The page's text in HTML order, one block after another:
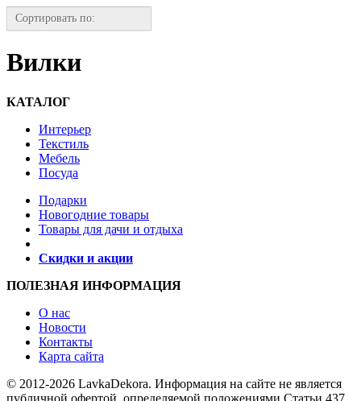
Сортировать по:
Вилки
КАТАЛОГ
Интерьер
Текстиль
Мебель
Посуда
Подарки
Новогодние товары
Товары для дачи и отдыха
Скидки и акции
ПОЛЕЗНАЯ ИНФОРМАЦИЯ
О нас
Новости
Контакты
Карта сайта
© 2012-2026 LavkaDekora. Информация на сайте не является
публичной офертой, определяемой положениями Статьи 437